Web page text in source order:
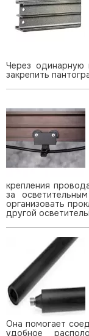
Через одинарную
закрепить
крепления
за
организовать
другой
Она помогает
удобное